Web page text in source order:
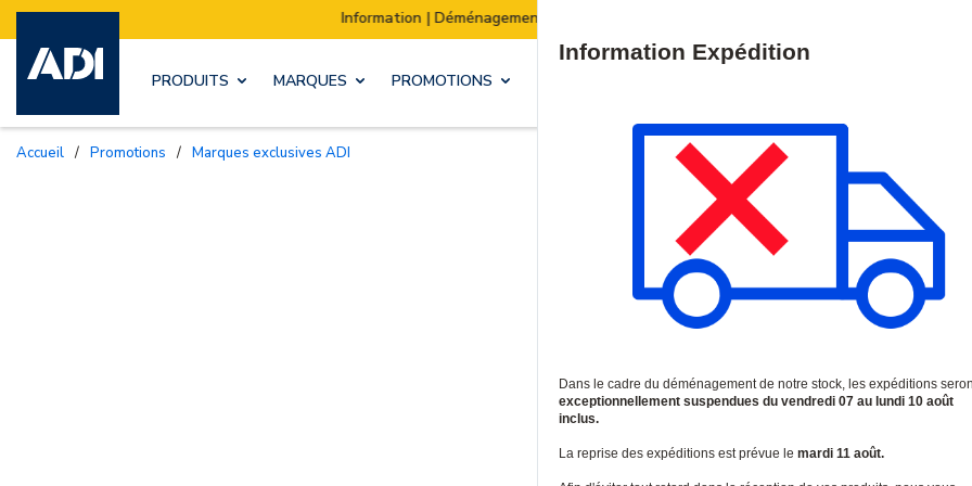
Information | Déménagement de notre stock : Les expéditions seront suspendues du 07 au 10 août inclus.
PRODUITS MARQUES PROMOTIONS
Accueil / Promotions / Marques exclusives ADI